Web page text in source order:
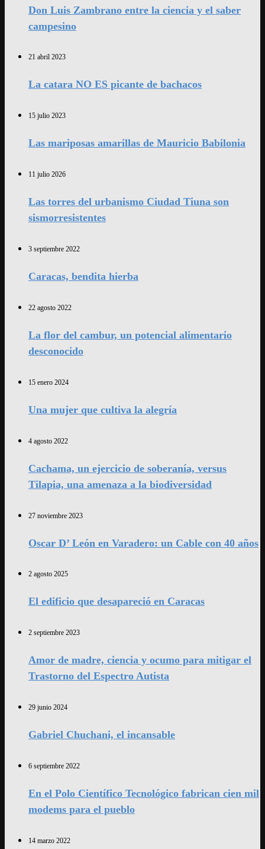
Don Luis Zambrano entre la ciencia y el saber
campesino
21 abril 2023
La catara NO ES picante de bachacos
15 julio 2023
Las mariposas amarillas de Mauricio Babilonia
11 julio 2026
Las torres del urbanismo Ciudad Tiuna son
sismorresistentes
3 septiembre 2022
Caracas, bendita hierba
22 agosto 2022
La flor del cambur, un potencial alimentario
desconocido
15 enero 2024
Una mujer que cultiva la alegría
4 agosto 2022
Cachama, un ejercicio de soberanía, versus
Tilapia, una amenaza a la biodiversidad
27 noviembre 2023
Oscar D’ León en Varadero: un Cable con 40 años
2 agosto 2025
El edificio que desapareció en Caracas
2 septiembre 2023
Amor de madre, ciencia y ocumo para mitigar el
Trastorno del Espectro Autista
29 junio 2024
Gabriel Chuchani, el incansable
6 septiembre 2022
En el Polo Científico Tecnológico fabrican cien mil
modems para el pueblo
14 marzo 2022